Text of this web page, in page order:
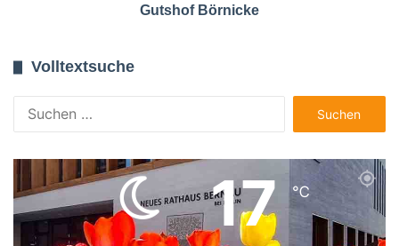
Gutshof Börnicke
Volltextsuche
nach:
17℃